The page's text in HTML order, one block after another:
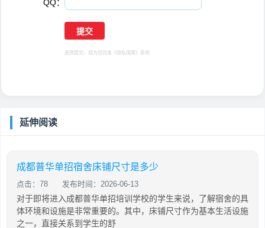
QQ：
选择提交，视为您同意 《隐私保障》 条例
延伸阅读
成都普华单招宿舍床铺尺寸是多少
点击：78 发布时间：2026-06-13
对于即将进入成都普华单招培训学校的学生来说，了解宿舍的具
体环境和设施是非常重要的。其中，床铺尺寸作为基本生活设施
之一，直接关系到学生的舒